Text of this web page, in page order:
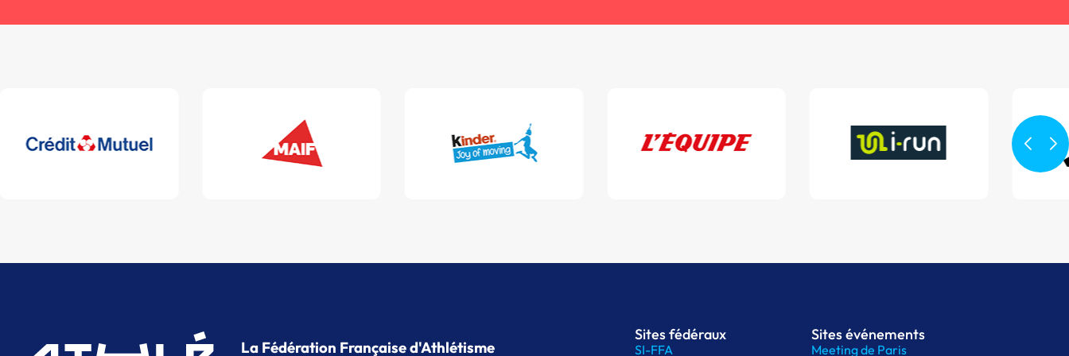
La Fédération Française d'Athlétisme
Sites fédéraux
SI-FFA
Sites événements
Meeting de Paris